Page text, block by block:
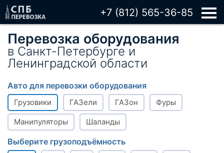
+7 (812) 565-36-85
Перевозка оборудования
в Санкт-Петербурге и
Ленинградской области
Авто для перевозки оборудования
Грузовики ГАЗели ГАЗон Фуры
Манипуляторы Шаланды
Выберите грузоподъёмность